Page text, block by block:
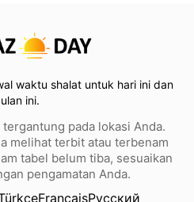
waktu shalat untuk hari ini dan
ini.
pada lokasi Anda.
melihat terbit atau terbenam
tabel belum tiba, sesuaikan
pengamatan Anda.
FrançaisРусский